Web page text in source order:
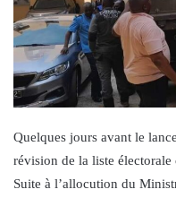
Quelques jours avant le
révision de la liste électorale
Suite à l’allocution du